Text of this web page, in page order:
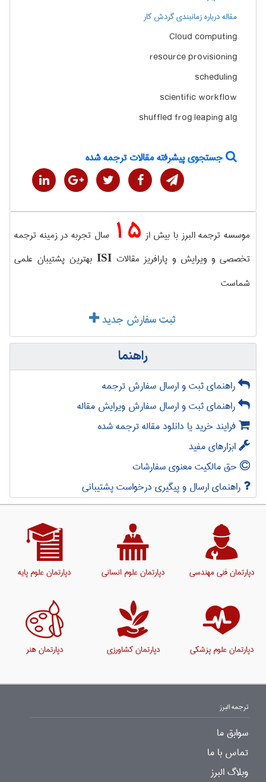
مقاله درباره زمانبندی گردش کار
Cloud computing
resource provisioning
scheduling
scientific workflow
shuffled frog leaping alg
جستجوی پیشرفته مقالات ترجمه شده
موسسه ترجمه البرز با بیش از 15 سال تجربه در زمینه ترجمه
تخصصی و ویرایش و پارافریز مقالاتISI بهترین پشتیبان علمی
شماست
ثبت سفارش جدید
راهنما
راهنمای ثبت و ارسال سفارش ترجمه
راهنمای ثبت و ارسال سفارش ویرایش مقاله
فرایند خرید یا دانلود مقاله ترجمه شده
ابزارهای مفید
حق مالکیت معنوی سفارشات
راهنمای ارسال و پیگیری درخواست پشتیبانی
دپارتمان فنی مهندسی دپارتمان علوم انسانی دپارتمان علوم پایه
دپارتمان علوم پزشکی دپارتمان کشاورزی دپارتمان هنر
ترجمه البرز
سوابق ما
تماس با ما
وبلاگ البرز